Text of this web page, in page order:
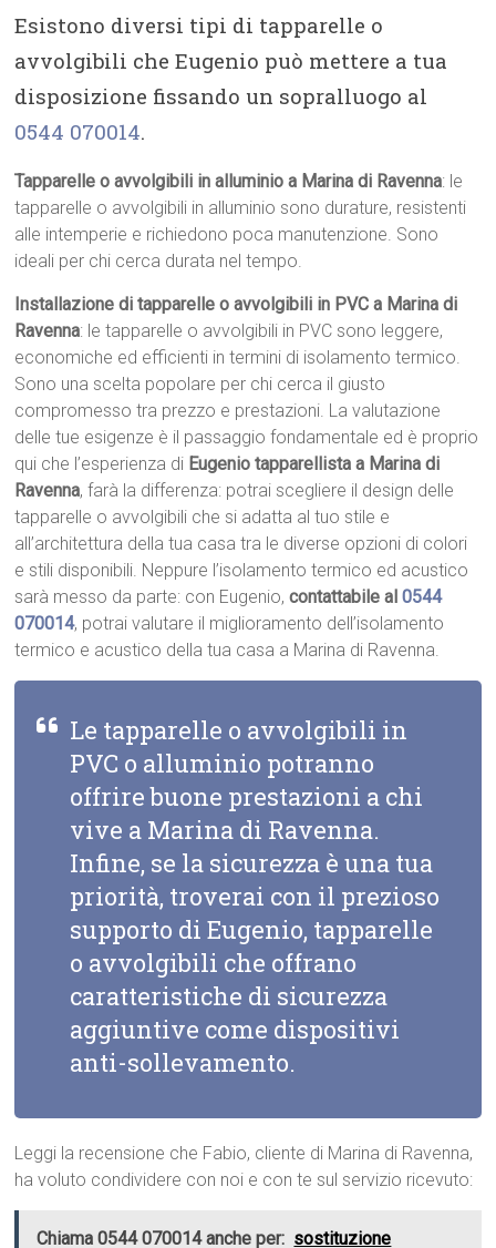
Esistono diversi tipi di tapparelle o
avvolgibili che Eugenio può mettere a tua
disposizione fissando un sopralluogo al
0544 070014.
Tapparelle o avvolgibili in alluminio a Marina di Ravenna: le
tapparelle o avvolgibili in alluminio sono durature, resistenti
alle intemperie e richiedono poca manutenzione. Sono
ideali per chi cerca durata nel tempo.
Installazione di tapparelle o avvolgibili in PVC a Marina di
Ravenna: le tapparelle o avvolgibili in PVC sono leggere,
economiche ed efficienti in termini di isolamento termico.
Sono una scelta popolare per chi cerca il giusto
compromesso tra prezzo e prestazioni. La valutazione
delle tue esigenze è il passaggio fondamentale ed è proprio
qui che l’esperienza di Eugenio tapparellista a Marina di
Ravenna, farà la differenza: potrai scegliere il design delle
tapparelle o avvolgibili che si adatta al tuo stile e
all’architettura della tua casa tra le diverse opzioni di colori
e stili disponibili. Neppure l’isolamento termico ed acustico
sarà messo da parte: con Eugenio,contattabile al0544
070014, potrai valutare il miglioramento dell’isolamento
termico e acustico della tua casa a Marina di Ravenna.
Le tapparelle o avvolgibili in
PVC o alluminio potranno
offrire buone prestazioni a chi
vive a Marina di Ravenna.
Infine, se la sicurezza è una tua
priorità, troverai con il prezioso
supporto di Eugenio, tapparelle
o avvolgibili che offrano
caratteristiche di sicurezza
aggiuntive come dispositivi
anti-sollevamento.
Leggi la recensione che Fabio, cliente di Marina di Ravenna,
ha voluto condividere con noi e con te sul servizio ricevuto:
Chiama 0544 070014 anche per: sostituzione